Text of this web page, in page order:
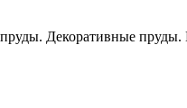
Декоративные пруды.